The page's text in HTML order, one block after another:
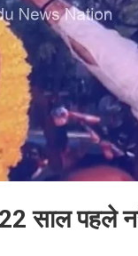
22 साल पहले